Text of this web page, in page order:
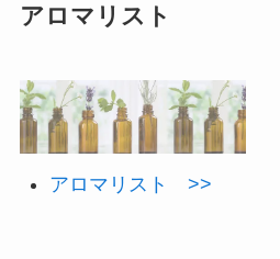
アロマリスト
アロマリスト >>